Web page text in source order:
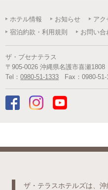
ホテル情報 お知らせ アク
宿泊約款・利用規則
お問い合
ザ・ブセナテラス
〒905-0026 沖縄県名護市喜瀬1808
Tel：0980-51-1333 Fax：0980-51-
ザ・テラスホテルズは、